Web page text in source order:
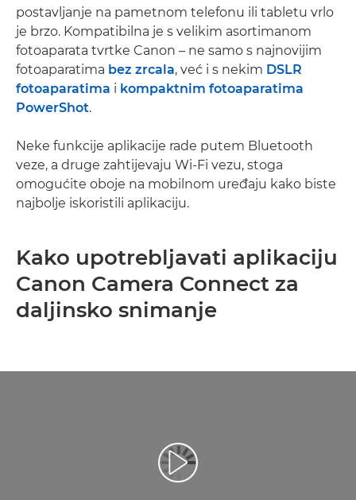
postavljanje na pametnom telefonu ili tabletu vrlo
je brzo. Kompatibilna je s velikim asortimanom
fotoaparata tvrtke Canon – ne samo s najnovijim
fotoaparatima bez zrcala, već i s nekim DSLR
fotoaparatima i kompaktnim fotoaparatima
PowerShot.
Neke funkcije aplikacije rade putem Bluetooth
veze, a druge zahtijevaju Wi-Fi vezu, stoga
omogućite oboje na mobilnom uređaju kako biste
najbolje iskoristili aplikaciju.
Kako upotrebljavati aplikaciju
Canon Camera Connect za
daljinsko snimanje
Reproduciraj videozapis